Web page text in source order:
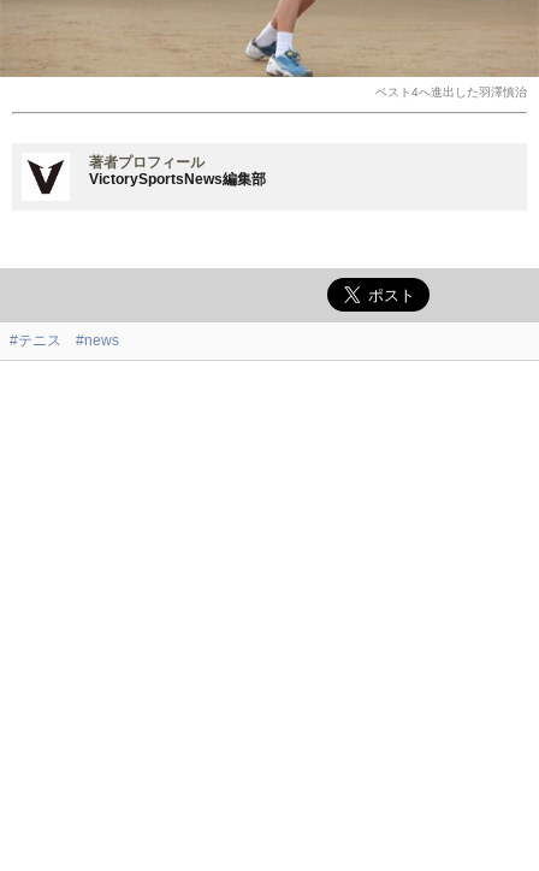
ベスト4へ進出した羽澤慎治
著者プロフィール
VictorySportsNews編集部
#テニス #news